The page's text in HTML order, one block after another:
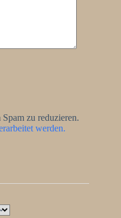
zu reduzieren.
werden.